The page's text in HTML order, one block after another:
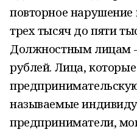
повторное нарушение
трех тысяч до пяти
Должностным лицам -
рублей. Лица,
называемые
предприниматели,